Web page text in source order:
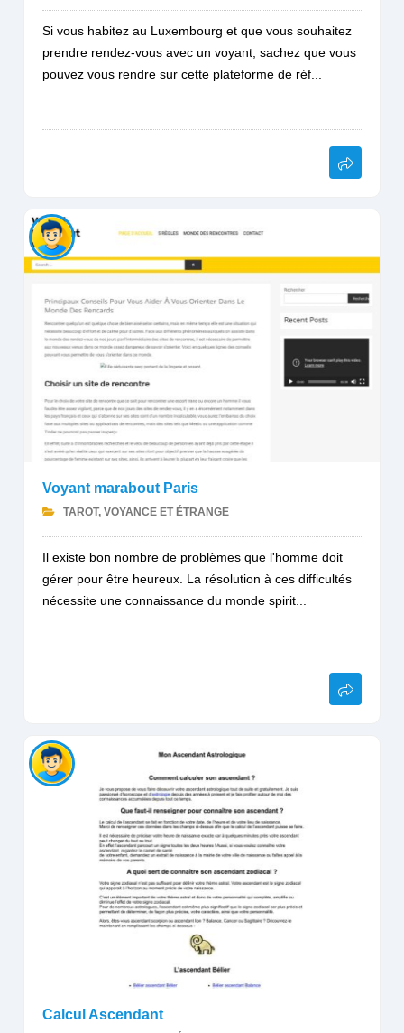
Si vous habitez au Luxembourg et que vous souhaitez
prendre rendez-vous avec un voyant, sachez que vous
pouvez vous rendre sur cette plateforme de réf...
Voyant marabout Paris
TAROT, VOYANCE ET ÉTRANGE
Il existe bon nombre de problèmes que l'homme doit
gérer pour être heureux. La résolution à ces difficultés
nécessite une connaissance du monde spirit...
Calcul Ascendant